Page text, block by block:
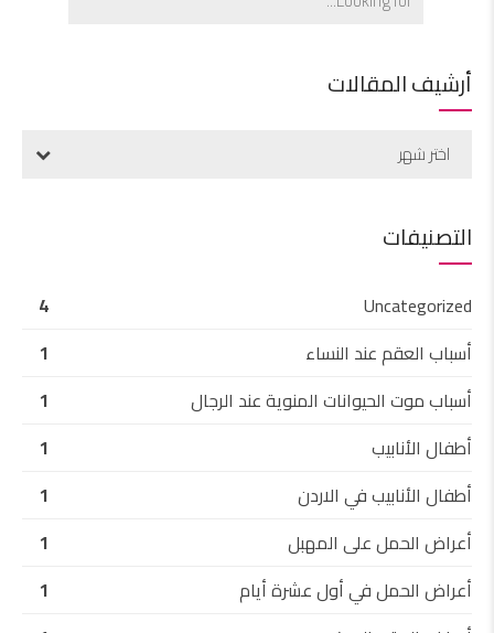
أرشيف المقالات
اختر شهر
التصنيفات
Uncategorized
4
أسباب العقم عند النساء
1
أسباب موت الحيوانات المنوية عند الرجال
1
أطفال الأنابيب
1
أطفال الأنابيب في الاردن
1
أعراض الحمل على المهبل
1
أعراض الحمل في أول عشرة أيام
1